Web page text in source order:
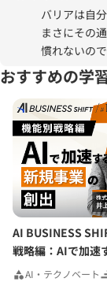
バリアは自
まさにその
慣れないの
いいのかが
難しいです
うになれば
おすすめの学
AI BUSINESS
戦略編：AIで加速
AI・テクノベート